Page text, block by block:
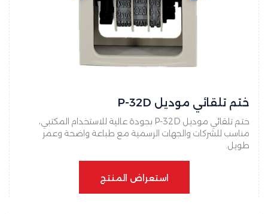
ختم تلقائي موديل P-32D
ختم تلقائي موديل P-32D بجودة عالية للاستخدام المكتبي،
مناسب للشركات والجهات الرسمية مع طباعة واضحة وعمر
طويل.
استعراض المنتج
استعراض المنتج